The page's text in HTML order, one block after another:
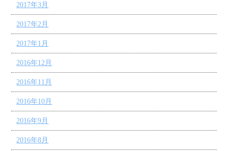
2017年3月
2017年2月
2017年1月
2016年12月
2016年11月
2016年10月
2016年9月
2016年8月